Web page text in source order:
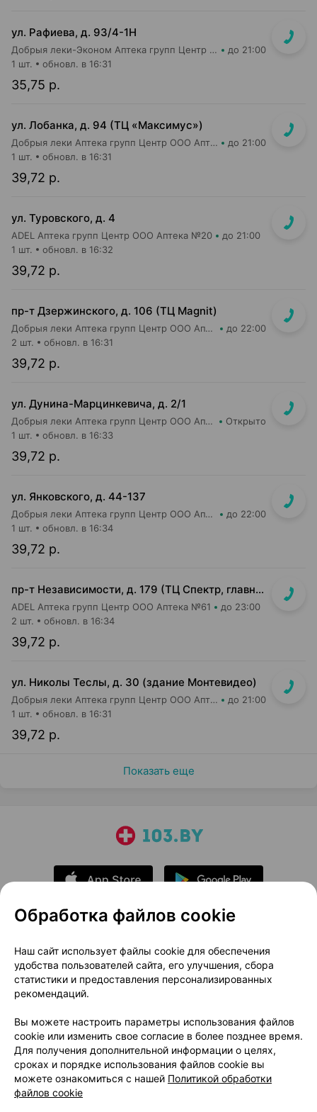
ул. Рафиева, д. 93/4-1Н
Добрыя леки-Эконом Аптека групп Центр ООО Аптека №1 до 21:00
35,75 р.
1 шт. обновл. в 16:31
ул. Лобанка, д. 94 (ТЦ «Максимус»)
Добрыя леки Аптека групп Центр ООО Аптека №3 до 21:00
39,72 р.
1 шт. обновл. в 16:31
ул. Туровского, д. 4
ADEL Аптека групп Центр ООО Аптека №20 до 21:00
39,72 р.
1 шт. обновл. в 16:32
пр-т Дзержинского, д. 106 (ТЦ Magnit)
Добрыя леки Аптека групп Центр ООО Аптека №113 до 22:00
39,72 р.
2 шт. обновл. в 16:31
ул. Дунина-Марцинкевича, д. 2/1
Добрыя леки Аптека групп Центр ООО Аптека №42 Открыто
39,72 р.
1 шт. обновл. в 16:33
ул. Янковского, д. 44-137
Добрыя леки Аптека групп Центр ООО Аптека №56 до 22:00
39,72 р.
1 шт. обновл. в 16:34
пр-т Независимости, д. 179 (ТЦ Спектр, главный вход, 1 этаж)
ADEL Аптека групп Центр ООО Аптека №61 до 23:00
39,72 р.
2 шт. обновл. в 16:34
ул. Николы Теслы, д. 30 (здание Монтевидео)
Добрыя леки Аптека групп Центр ООО Аптека №106 до 21:00
39,72 р.
1 шт. обновл. в 16:31
Показать еще
О проекте
Новости проекта
Размещение рекламы
Медицинский маркетинг
Публичный договор
Доставка
Способы оплаты
Вакансии
Партнеры
Написать руководителю 103.by
Написать в поддержку
Персональные настройки Cookie
Обработка файлов cookie
Наш сайт использует файлы cookie для обеспечения
удобства пользователей сайта, его улучшения, сбора
статистики и предоставления персонализированных
рекомендаций.
Вы можете настроить параметры использования файлов
cookie или изменить свое согласие в более позднее время.
Для получения дополнительной информации о целях,
сроках и порядке использования файлов cookie вы
можете ознакомиться с нашей Политикой обработки
файлов cookie